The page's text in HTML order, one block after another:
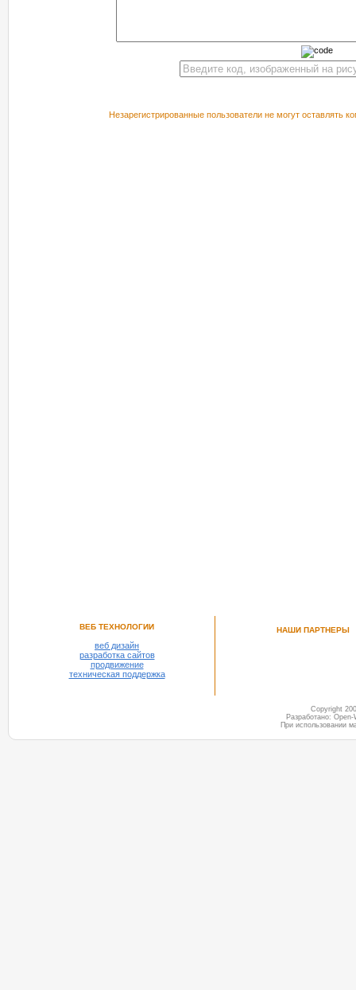
Незарегистрированные пользователи не могут оставлять
ВЕБ ТЕХНОЛОГИИ
веб дизайн
разработка сайтов
продвижение
техническая поддержка
НАШИ ПАРТНЕРЫ
Copyright
Разработано:
При использовании